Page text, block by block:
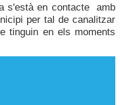
s'està en contacte amb
per tal de canalitzar
tinguin en els moments